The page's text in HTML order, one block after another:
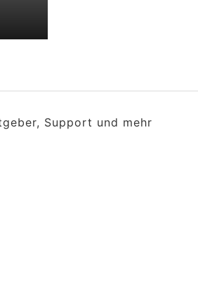
Support und mehr